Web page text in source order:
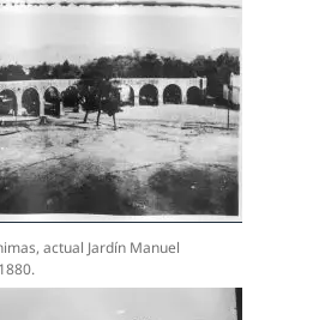
actual Jardín Manuel